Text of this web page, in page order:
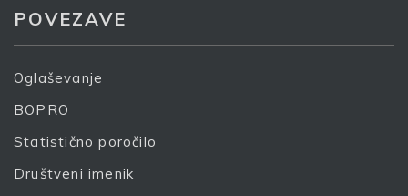
POVEZAVE
Oglaševanje
BOPRO
Statistično poročilo
Društveni imenik